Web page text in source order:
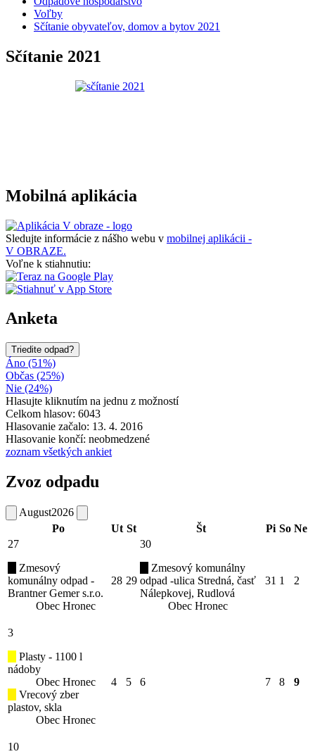
Voľby
Sčítanie obyvateľov, domov a bytov 2021
Sčítanie 2021
Mobilná aplikácia
Sledujte informácie z nášho webu v mobilnej aplikácii -
V OBRAZE.
Voľne k stiahnutiu:
Anketa
Triedite odpad?
Áno (51%)
Občas (25%)
Nie (24%)
Hlasujte kliknutím na jednu z možností
Celkom hlasov: 6043
Hlasovanie začalo: 13. 4. 2016
Hlasovanie končí: neobmedzené
zoznam všetkých ankiet
Zvoz odpadu
August2026
Po
Ut St Št Pi So Ne
27
Zmesový
komunálny odpad -
Brantner Gemer s.r.o.
Obec Hronec
28 29
30
Zmesový komunálny
odpad -ulica Stredná, časť
Nálepkovej, Rudlová
Obec Hronec
31 1 2
3
Plasty - 1100 l
nádoby
Obec Hronec
Vrecový zber
plastov, skla
Obec Hronec
4 5 6 7 8 9
10